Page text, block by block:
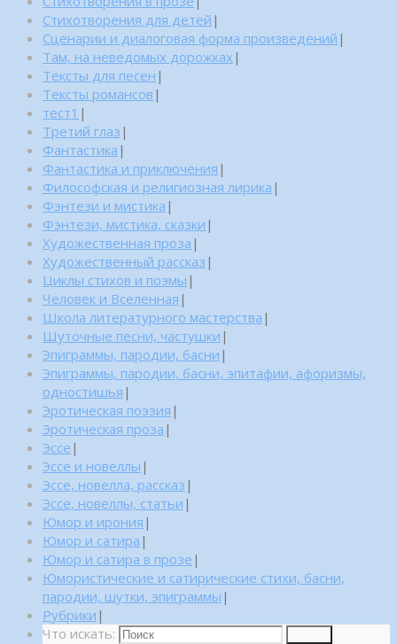
Стихотворения для детей |
Сценарии и диалоговая форма произведений |
Там, на неведомых дорожках |
Тексты для песен |
Тексты романсов |
тест1 |
Третий глаз |
Фантастика |
Фантастика и приключения |
Философская и религиозная лирика |
Фэнтези и мистика |
Фэнтези, мистика, сказки |
Художественная проза |
Художественный рассказ |
Циклы стихов и поэмы |
Человек и Вселенная |
Школа литературного мастерства |
Шуточные песни, частушки |
Эпиграммы, пародии, басни |
Эпиграммы, пародии, басни, эпитафии, афоризмы,
одностишья |
Эротическая поэзия |
Эротическая проза |
Эссе |
Эссе и новеллы |
Эссе, новелла, рассказ |
Эссе, новеллы, статьи |
Юмор и ирония |
Юмор и сатира |
Юмор и сатира в прозе |
Юмористические и сатирические стихи, басни,
пародии, шутки, эпиграммы |
Рубрики |
Что искать: